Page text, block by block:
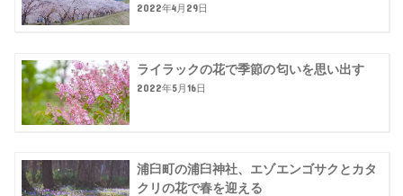
2022年4月29日
ライラックの花で季節の匂いを思い出す
2022年5月16日
浦臼町の浦臼神社、エゾエンゴサクとカタ
クリの花で春を迎える